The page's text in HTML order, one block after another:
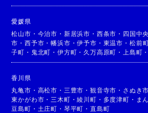
愛媛県
松山市 ・ 今治市 ・ 新居浜市 ・ 西条市 ・ 四国中
市 ・西予市 ・幡浜市 ・伊予市 ・ 東温市 ・ 松前
子町 ・ 鬼北町 ・伊方町 ・ 久万高原町 ・ 上島町
香川県
丸亀市 ・ 高松市 ・ 三豊市 ・観音寺市 ・ さぬき市
東かがわ市 ・ 三木町 ・綾川町 ・ 多度津町 ・ ま
豆島町 ・ 土庄町 ・ 琴平町 ・直島町